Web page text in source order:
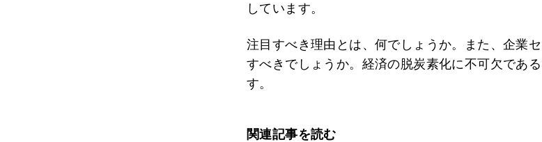
しています。
注目すべき理由とは、何でしょうか。また、企業
すべきでしょうか。経済の脱炭素化に不可欠であ
す。
関連記事を読む